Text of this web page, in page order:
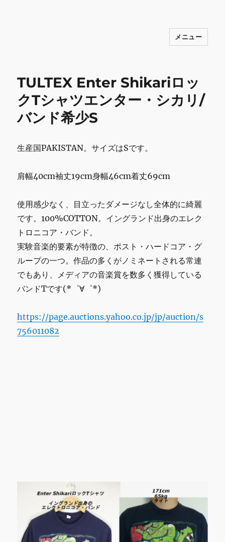
INNOCENCE ～日常に彩りを～ フ
メニュー
TULTEX Enter Shikariロッ
クTシャツエンター・シカリ/
バンド希少S
生産国PAKISTAN。サイズはSです。
肩幅40cm袖丈19cm身幅46cm着丈69cm
使用感少なく、目立ったダメージなし全体的に綺麗
です。100%COTTON。イングランド出身のエレク
トロニコア・バンド。
実験音楽的要素が特徴の、ポスト・ハードコア・グ
ループの一つ。作品の多くがノミネートされる常連
でもあり、メディアの音楽賞を数多く獲得している
バンドTです(*゜∀゜*)
https://page.auctions.yahoo.co.jp/jp/auction/s
756011082